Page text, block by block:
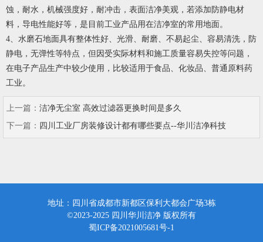
蚀，耐水，机械强度好，耐冲击，表面洁净美观，若添加防静电材
料，导电性能好等，是目前工业产品用在洁净室的常用地面。
4、水磨石地面具有整体性好、光滑、耐磨、不易起尘、容易清洗，防
静电，无弹性等特点，但因受实际材料和施工质量容易失控等问题，
在电子产品生产中较少使用，比较适用于食品、化妆品、普通原料药
工业。
上一篇： 洁净无尘室 高效过滤器更换时间是多久
下一篇： 四川工业厂房装修设计都有哪些要点--华川洁净科技
地址：四川省成都市新都区保利大都会广场3栋
©2023-2025 四川华川洁净 版权所有
蜀ICP备2021005681号-1